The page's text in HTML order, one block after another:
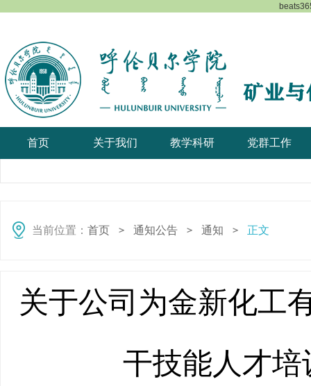
首页 关于我们 教学科研 党群工作
当前位置： 首页 ＞ 通知公告 ＞ 通知 ＞ 正文
关于公司为金新化工
干技能人才